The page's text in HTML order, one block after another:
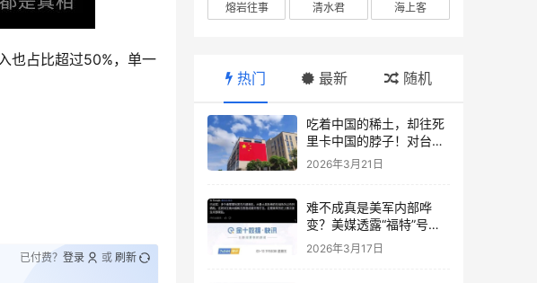
也占比超过50%，单一
已付费？ 登录 或 刷新
熔岩往事
清水君 海上客
热门 最新 随机
吃着中国的稀土，却往死
里卡中国的脖子！对台积
电，该下狠手了。
2026年3月21日
难不成真是美军内部哗
变？美媒透露“福特”号烧
了三十个小时
2026年3月17日